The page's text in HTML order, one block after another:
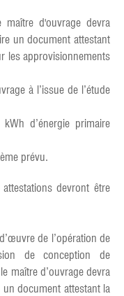
maître d'ouvrage devra
un document attestant
les approvisionnements
à l’issue de l’étude
d’énergie primaire
prévu.
devront être
de l’opération de
de conception de
maître d’ouvrage devra
document attestant la